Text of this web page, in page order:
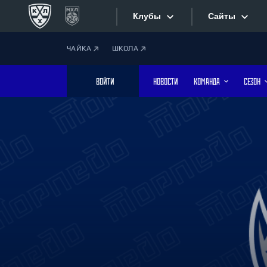
Клубы
Дивизион Боброва
Лада
Сайты
Фотобанк
ЧАЙКА ШКОЛА
ВОЙТИ НОВОСТИ КОМАНДА СЕЗОН